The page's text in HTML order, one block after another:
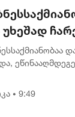
უხეშად
2012
• 9:49